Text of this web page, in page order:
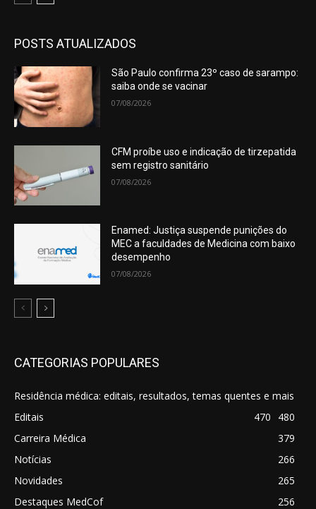
POSTS ATUALIZADOS
São Paulo confirma 23º caso de sarampo:
saiba onde se vacinar
07/08/2026
CFM proíbe uso e indicação de tirzepatida
sem registro sanitário
07/08/2026
Enamed: Justiça suspende punições do
MEC a faculdades de Medicina com baixo
desempenho
07/08/2026
CATEGORIAS POPULARES
Residência médica: editais, resultados, temas quentes e mais
480
Editais
470
Carreira Médica
379
Notícias
266
Novidades
265
Destaques MedCof
256